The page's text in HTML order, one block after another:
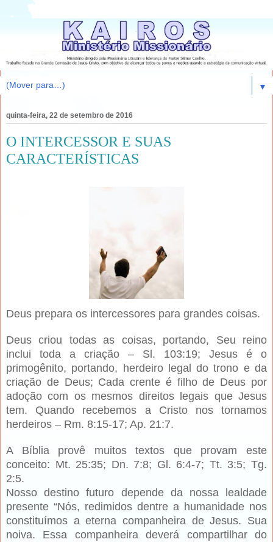
▼
quinta-feira, 22 de setembro de 2016
O INTERCESSOR E SUAS
CARACTERÍSTICAS
Deus prepara os intercessores para grandes coisas.
Deus criou todas as coisas, portando, Seu reino
inclui toda a criação – Sl. 103:19; Jesus é o
primogênito, portando, herdeiro legal do trono e da
criação de Deus; Cada crente é filho de Deus por
adoção com os mesmos direitos legais que Jesus
tem. Quando recebemos a Cristo nos tornamos
herdeiros – Rm. 8:15-17; Ap. 21:7.
A Bíblia provê muitos textos que provam este
conceito: Mt. 25:35; Dn. 7:8; Gl. 6:4-7; Tt. 3:5; Tg.
2:5.
Nosso destino futuro depende da nossa lealdade
presente “Nós, redimidos dentre a humanidade nos
constituímos a eterna companheira de Jesus. Sua
noiva. Essa companheira deverá compartilhar do